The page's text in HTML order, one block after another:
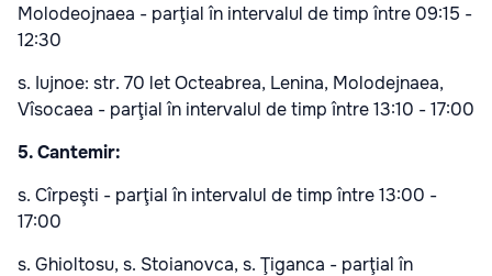
Molodeojnaea - parţial în intervalul de timp între 09:15 -
12:30
s. Iujnoe: str. 70 let Octeabrea, Lenina, Molodejnaea,
Vîsocaea - parţial în intervalul de timp între 13:10 - 17:00
5. Cantemir:
s. Cîrpeşti - parţial în intervalul de timp între 13:00 -
17:00
s. Ghioltosu, s. Stoianovca, s. Ţiganca - parţial în